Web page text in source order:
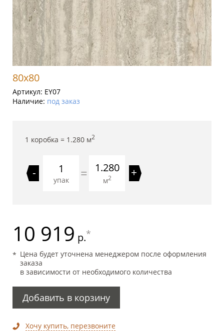
80x80
Артикул: EY07
Наличие: под заказ
1 коробка = 1.280 м2
-
упак = 1.280
м2 +
10 919 р.*
Цена будет уточнена менеджером после оформления
заказа
в зависимости от необходимого количества
Добавить в корзину
Хочу купить, перезвоните